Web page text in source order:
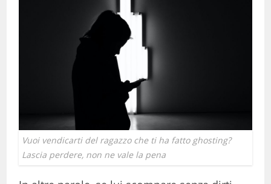
Vuoi vendicarti del ragazzo che ti ha fatto ghosting?
Lascia perdere, non ne vale la pena